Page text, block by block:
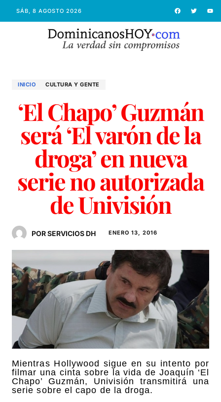
SÁB, 8 AGOSTO 2026
INICIO CULTURA Y GENTE
‘El Chapo’ Guzmán
será ‘El varón de la
droga’ en nueva
serie no autorizada
de Univisión
POR SERVICIOS DH ENERO 13, 2016
Mientras Hollywood sigue en su intento por
filmar una cinta sobre la vida de Joaquín ‘El
Chapo’ Guzmán, Univisión transmitirá una
serie sobre el capo de la droga.